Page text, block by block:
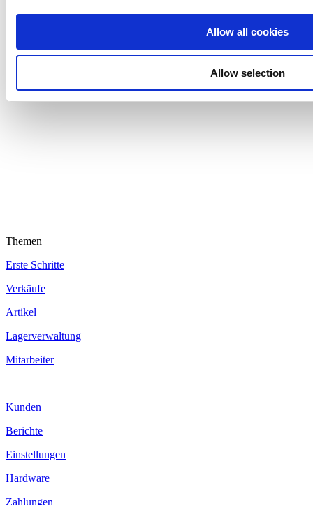
Allow all cookies
Allow selection
Kostenloses Kassensystem für Kleinunternehmen. Verwalten Sie
Themen
Erste Schritte
Verkäufe
Artikel
Lagerverwaltung
Mitarbeiter
Kunden
Berichte
Einstellungen
Hardware
Zahlungen